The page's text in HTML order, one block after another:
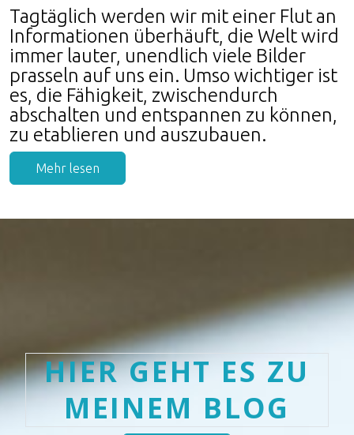
Tagtäglich werden wir mit einer Flut an
Informationen überhäuft, die Welt wird
immer lauter, unendlich viele Bilder
prasseln auf uns ein. Umso wichtiger ist
es, die Fähigkeit, zwischendurch
abschalten und entspannen zu können,
zu etablieren und auszubauen.
Mehr lesen
HIER GEHT ES ZU
MEINEM BLOG